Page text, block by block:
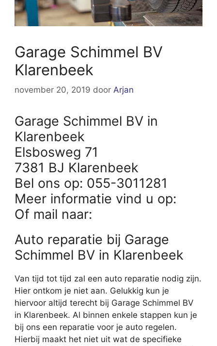
Garage Schimmel BV
Klarenbeek
november 20, 2019 door Arjan
Garage Schimmel BV in
Klarenbeek
Elsbosweg 71
7381 BJ Klarenbeek
Bel ons op: 055-3011281
Meer informatie vind u op:
Of mail naar:
Auto reparatie bij Garage
Schimmel BV in Klarenbeek
Van tijd tot tijd zal een auto reparatie nodig zijn.
Hier ontkom je niet aan. Gelukkig kun je
hiervoor altijd terecht bij Garage Schimmel BV
in Klarenbeek. Al binnen enkele stappen kun je
bij ons een reparatie voor je auto regelen.
Hierbij maakt het niet uit wat de specifieke